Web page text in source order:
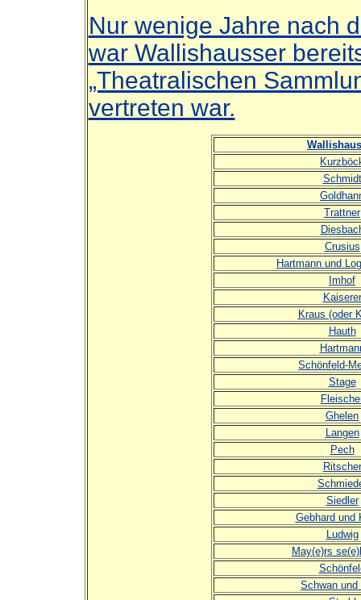
Nur wenige Jahre nach
war Wallishausser
„Theatralischen
vertreten war.
Schmidt
Trattner
Crusius
Hartmann und
Imhof
Kaiserer
Kraus (oder
Hauth
Schönfeld-
Stage
Ghelen
Langen
Pech
Ritscher
Siedler
Gebhard und
Ludwig
May(e)rs
Schwan und